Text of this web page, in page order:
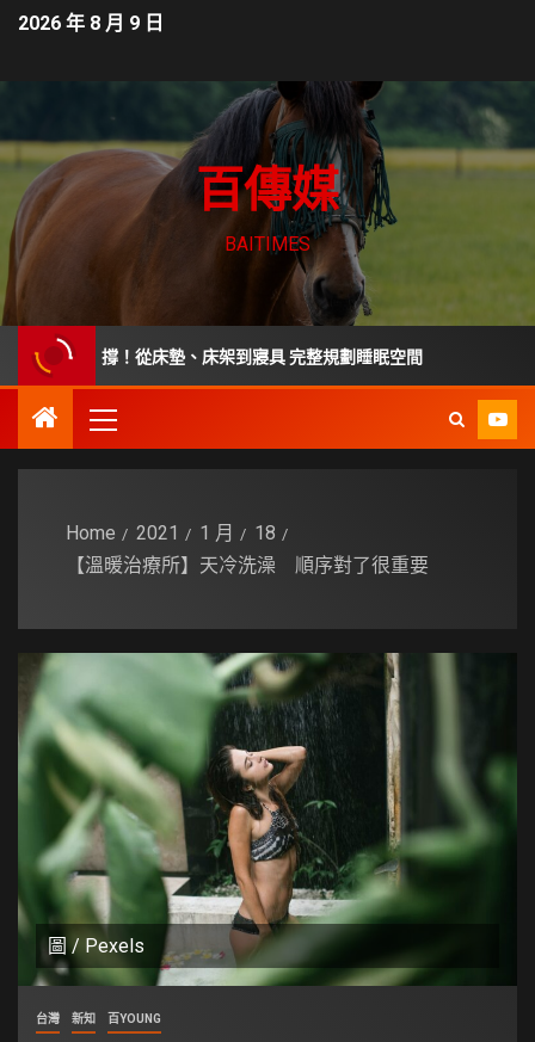
2026 年 8 月 9 日
百傳媒
BAITIMES
撐！從床墊、床架到寢具 完整規劃睡眠空間
Home 2021 1 月
18
【溫暖治療所】天冷洗澡 順序對了很重要
圖 / Pexels
台灣 新知 百YOUNG